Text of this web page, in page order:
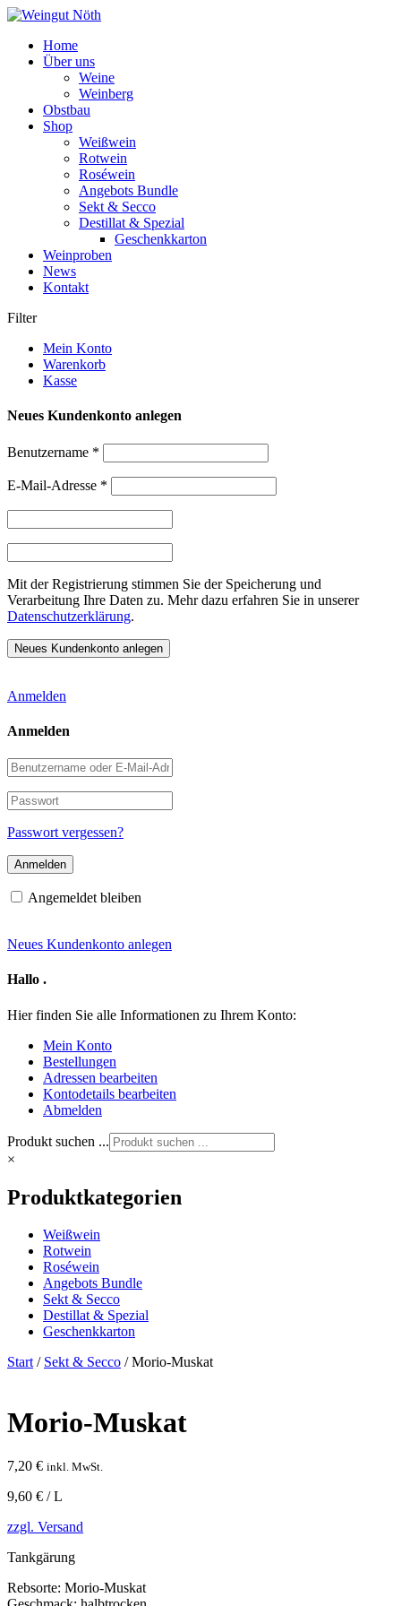
Weiter
Inhalt
Home
Über uns
Weine
Weinberg
Obstbau
Shop
Weißwein
Rotwein
Roséwein
Angebots Bundle
Sekt & Secco
Destillat & Spezial
Geschenkkarton
Weinproben
News
Kontakt
Filter
Mein Konto
Warenkorb
Kasse
Neues Kundenkonto anlegen
Benutzername *
E-Mail-Adresse *
Mit der Registrierung stimmen Sie der Speicherung und
Verarbeitung Ihre Daten zu. Mehr dazu erfahren Sie in unserer
Datenschutzerklärung.
Anmelden
Anmelden
Benutzername
oder
E-
Mail-
Adresse
Passwort
Passwort vergessen?
Angemeldet bleiben
Neues Kundenkonto anlegen
Hallo .
Hier finden Sie alle Informationen zu Ihrem Konto:
Mein Konto
Bestellungen
Adressen bearbeiten
Kontodetails bearbeiten
Abmelden
Produkt suchen ...
×
Produktkategorien
Weißwein
Rotwein
Roséwein
Angebots Bundle
Sekt & Secco
Destillat & Spezial
Geschenkkarton
Start/ Sekt & Secco / Morio-Muskat
Morio-Muskat
7,20 € inkl. MwSt.
9,60 € / L
zzgl. Versand
Tankgärung
Rebsorte: Morio-Muskat